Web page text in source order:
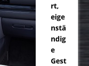
rt,
eige
nstä
ndig
e
Gest